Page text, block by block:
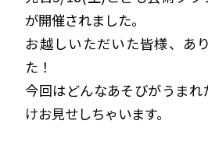
が開催されました。
お越しいただいた皆様、あ
た！
今回はどんなあそびがうま
けお見せしちゃいます。